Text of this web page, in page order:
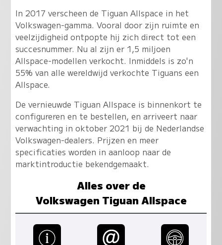
In 2017 verscheen de Tiguan Allspace in het
Volkswagen-gamma. Vooral door zijn ruimte en
veelzijdigheid ontpopte hij zich direct tot een
succesnummer. Nu al zijn er 1,5 miljoen
Allspace-modellen verkocht. Inmiddels is zo'n
55% van alle wereldwijd verkochte Tiguans een
Allspace.
De vernieuwde Tiguan Allspace is binnenkort te
configureren en te bestellen, en arriveert naar
verwachting in oktober 2021 bij de Nederlandse
Volkswagen-dealers. Prijzen en meer
specificaties worden in aanloop naar de
marktintroductie bekendgemaakt.
Alles over de
Volkswagen Tiguan Allspace